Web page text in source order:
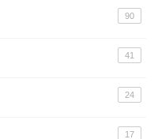
90
41
24
17